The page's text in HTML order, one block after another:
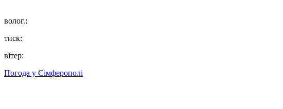
волог.:
тиск:
вітер:
Погода у Сімферополі